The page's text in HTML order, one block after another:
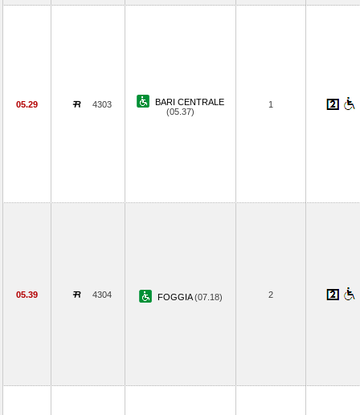
05.29 4303
BARI CENTRALE
(05.37)
1
05.39 4304 FOGGIA(07.18) 2